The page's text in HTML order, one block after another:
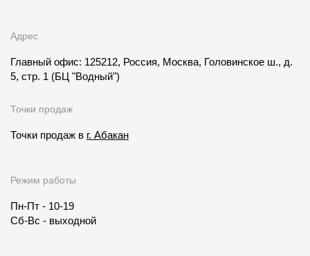
Адрес
Главный офис: 125212, Россия, Москва, Головинское ш., д.
5, стр. 1 (БЦ "Водный")
Точки продаж
Точки продаж в г. Абакан
Режим работы
Пн-Пт - 10-19
Сб-Вс - выходной